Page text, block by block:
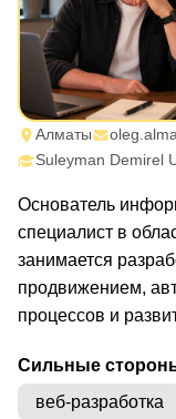
Алматы
Suleyman Demirel
Основатель
специалист в
занимается
продвижением,
процессов и
Сильные
веб-разработка